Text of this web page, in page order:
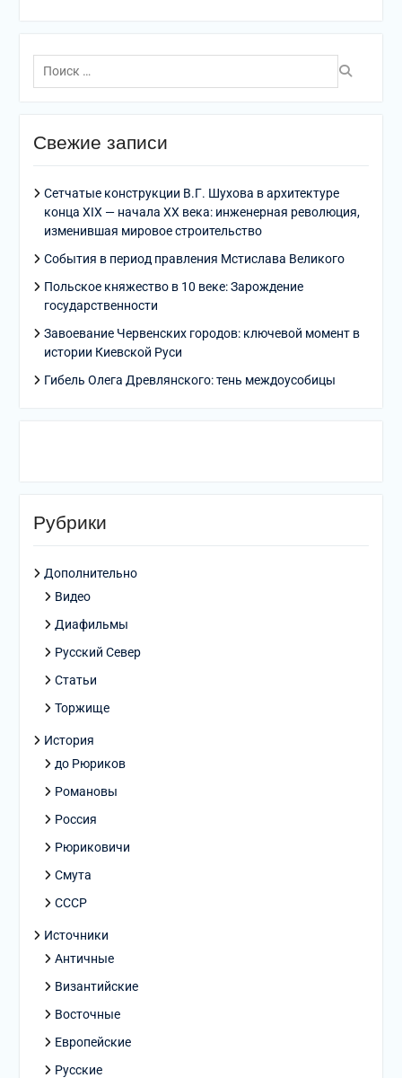
Поиск
по:
Свежие записи
Сетчатые конструкции В.Г. Шухова в архитектуре
конца XIX — начала XX века: инженерная революция,
изменившая мировое строительство
События в период правления Мстислава Великого
Польское княжество в 10 веке: Зарождение
государственности
Завоевание Червенских городов: ключевой момент в
истории Киевской Руси
Гибель Олега Древлянского: тень междоусобицы
Рубрики
Дополнительно
Видео
Диафильмы
Русский Север
Статьи
Торжище
История
до Рюриков
Романовы
Россия
Рюриковичи
Смута
СССР
Источники
Античные
Византийские
Восточные
Европейские
Русские